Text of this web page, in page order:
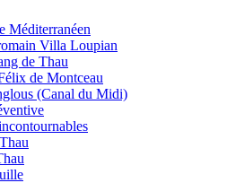
Méditerranéen
Villa Loupian
de Thau
de Montceau
(Canal du Midi)